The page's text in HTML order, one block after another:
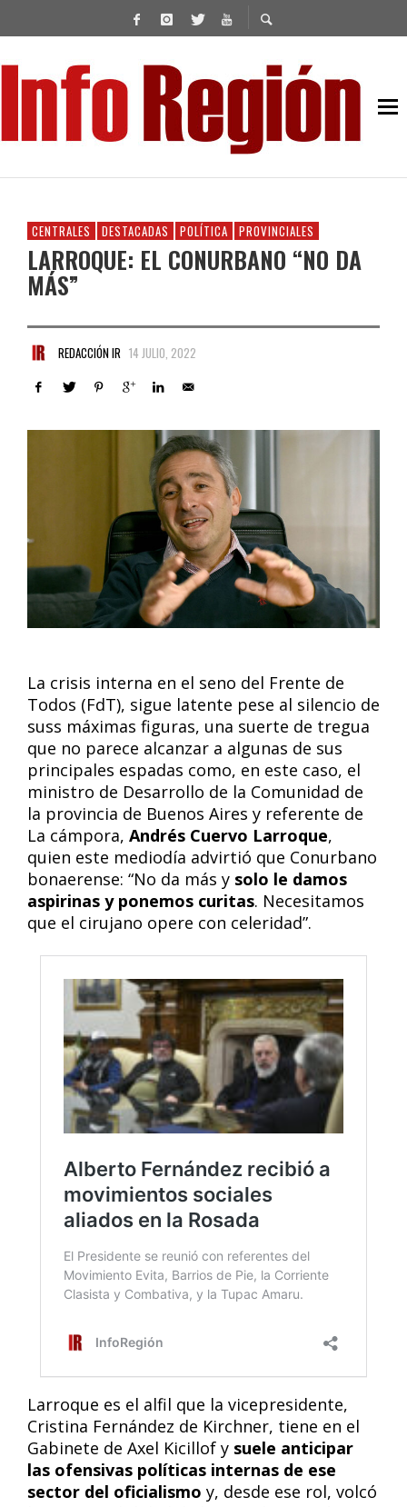
CENTRALES DESTACADAS POLÍTICA PROVINCIALES
LARROQUE: EL CONURBANO “NO DA
MÁS”
REDACCIÓN IR 14 JULIO, 2022
La crisis interna en el seno del Frente de
Todos (FdT), sigue latente pese al silencio de
suss máximas figuras, una suerte de tregua
que no parece alcanzar a algunas de sus
principales espadas como, en este caso, el
ministro de Desarrollo de la Comunidad de
la provincia de Buenos Aires y referente de
La cámpora, Andrés Cuervo Larroque,
quien este mediodía advirtió que Conurbano
bonaerense: “No da más y solo le damos
aspirinas y ponemos curitas. Necesitamos
que el cirujano opere con celeridad”.
Larroque es el alfil que la vicepresidente,
Cristina Fernández de Kirchner, tiene en el
Gabinete de Axel Kicillof y suele anticipar
las ofensivas políticas internas de ese
sector del oficialismo y, desde ese rol, volcó